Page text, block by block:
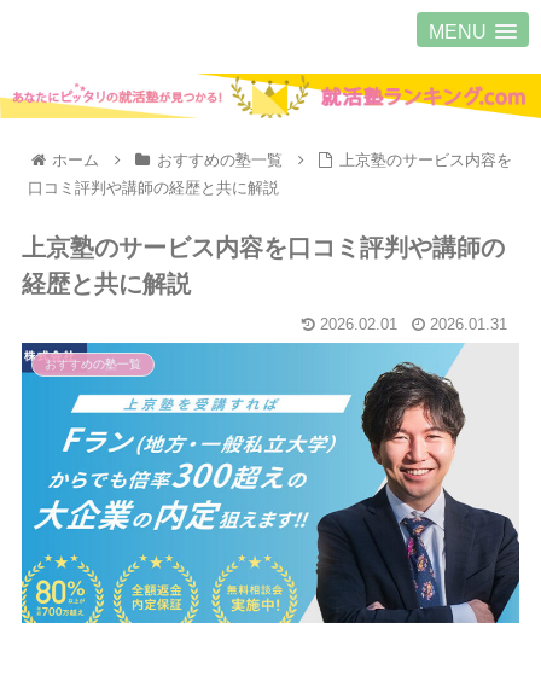
MENU
ホーム おすすめの塾一覧
上京塾のサービス内容を
口コミ評判や講師の経歴と共に解説
上京塾のサービス内容を口コミ評判や講師の
経歴と共に解説
2026.02.01 2026.01.31
おすすめの塾一覧